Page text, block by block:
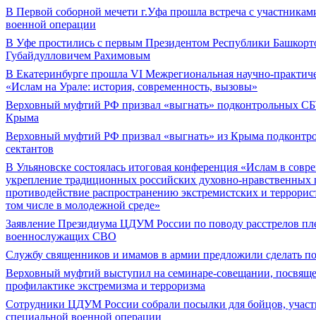
В Первой соборной мечети г.Уфа прошла встреча с
военной операции
В Уфе простились с первым Президентом Республики
Губайдулловичем Рахимовым
В Екатеринбурге прошла VI Межрегиональная научно-
«Ислам на Урале: история, современность, вызовы»
Верховный муфтий РФ призвал «выгнать» подконтрольных
Крыма
Верховный муфтий РФ призвал «выгнать» из Крыма
сектантов
В Ульяновске состоялась итоговая конференция «Ислам в
укрепление традиционных российских духовно-нравственных
противодействие распространению экстремистских и
том числе в молодежной среде»
Заявление Президиума ЦДУМ России по поводу расстрелов
военнослужащих СВО
Службу священников и имамов в армии предложили сделать
Верховный муфтий выступил на семинаре-совещании,
профилактике экстремизма и терроризма
Сотрудники ЦДУМ России собрали посылки для бойцов,
специальной военной операции